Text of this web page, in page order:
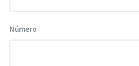
Número